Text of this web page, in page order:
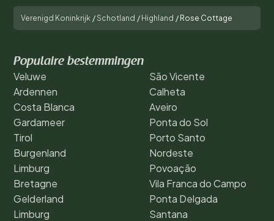
Verenigd Koninkrijk /Schotland / Highland / Rose Cottage
Populaire bestemmingen
Veluwe
Ardennen
Costa Blanca
Gardameer
Tirol
Burgenland
Limburg
Bretagne
Gelderland
Limburg
São Vicente
Calheta
Aveiro
Ponta do Sol
Porto Santo
Nordeste
Povoação
Vila Franca do Campo
Ponta Delgada
Santana